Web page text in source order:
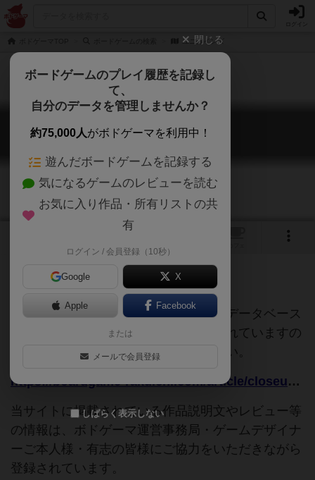
ユニカインズ
ユニカインズ
Uni Kinds
ご協力ください
このページは情報が不足しています。データベース
追加申請時に以下の参考URLが入力されていますの
で、よろしければこちらもご覧ください。
https://boardgame-rakuichi.com/article/closeup_vol4
当サイトに掲載されている作品説明文やレビュー等
の情報は、ボドゲーマ運営事務局・ゲームデザイナ
ーご本人様・有志の皆様にご協力をいただきながら
登録されています。
閉じる
ボードゲームのプレイ履歴を記録し
て、
自分のデータを管理しませんか？
約75,000人がボドゲーマを利用中！
遊んだボードゲームを記録する
気になるゲームのレビューを読む
お気に入り作品・所有リストの共
有
ログイン / 会員登録（10秒）
Google X
Apple Facebook
または
メールで会員登録
しばらく表示しない